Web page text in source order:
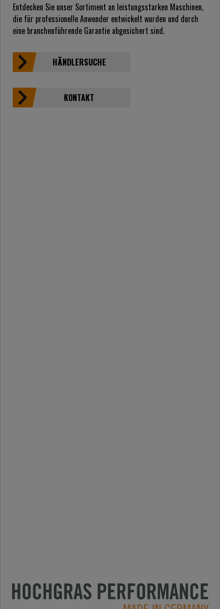
Entdecken Sie unser Sortiment an leistungsstarken Maschinen,
die für professionelle Anwender entwickelt wurden und durch
eine branchenführende Garantie abgesichert sind.
HÄNDLERSUCHE
KONTAKT